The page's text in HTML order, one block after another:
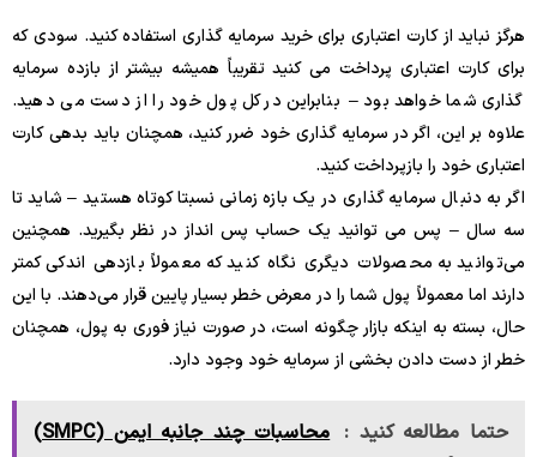
هرگز نباید از کارت اعتباری برای خرید سرمایه گذاری استفاده کنید. سودی که
برای کارت اعتباری پرداخت می کنید تقریباً همیشه بیشتر از بازده سرمایه
گذاری شما خواهد بود – بنابراین در کل پول خود را از دست می دهید.
علاوه بر این، اگر در سرمایه گذاری خود ضرر کنید، همچنان باید بدهی کارت
اعتباری خود را بازپرداخت کنید.
اگر به دنبال سرمایه گذاری در یک بازه زمانی نسبتا کوتاه هستید – شاید تا
سه سال – پس می توانید یک حساب پس انداز در نظر بگیرید. همچنین
می‌توانید به محصولات دیگری نگاه کنید که معمولاً بازدهی اندکی کمتر
دارند اما معمولاً پول شما را در معرض خطر بسیار پایین قرار می‌دهند. با این
حال، بسته به اینکه بازار چگونه است، در صورت نیاز فوری به پول، همچنان
خطر از دست دادن بخشی از سرمایه خود وجود دارد.
حتما مطالعه کنید :
محاسبات چند جانبه ایمن (SMPC)